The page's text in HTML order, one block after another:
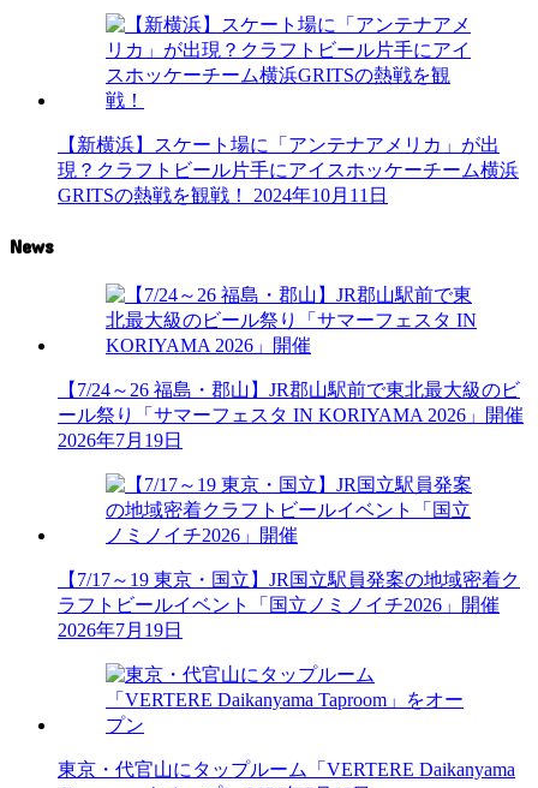
【新横浜】スケート場に「アンテナアメリカ」が出
現？クラフトビール片手にアイスホッケーチーム横浜
GRITSの熱戦を観戦！
2024年10月11日
News
【7/24～26 福島・郡山】JR郡山駅前で東北最大級のビ
ール祭り「サマーフェスタ IN KORIYAMA 2026」開催
2026年7月19日
【7/17～19 東京・国立】JR国立駅員発案の地域密着ク
ラフトビールイベント「国立ノミノイチ2026」開催
2026年7月19日
東京・代官山にタップルーム「VERTERE Daikanyama